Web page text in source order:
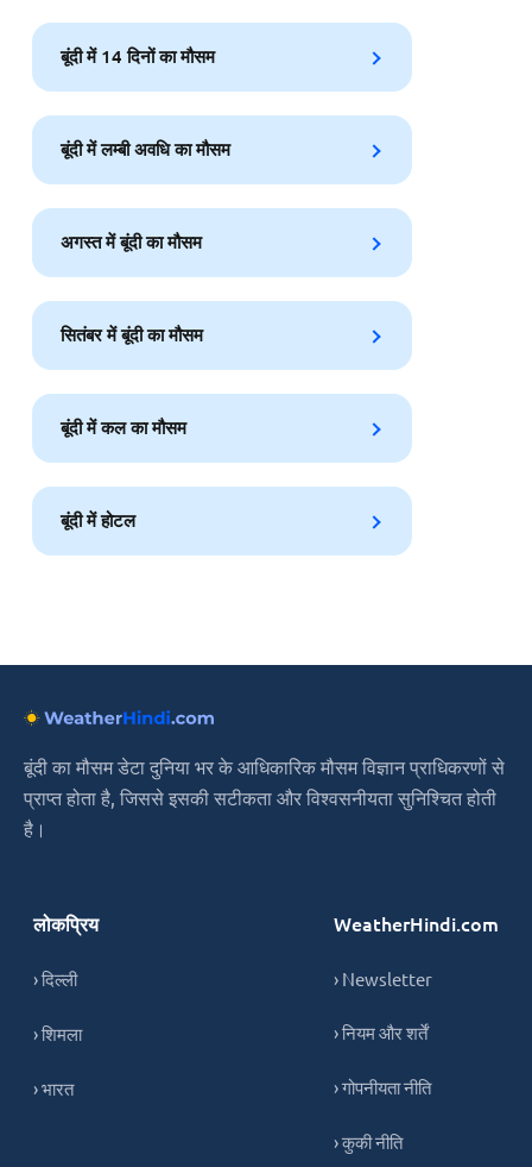
बूंदी में 14 दिनों का मौसम
बूंदी में लम्बी अवधि का मौसम
अगस्त में बूंदी का मौसम
सितंबर में बूंदी का मौसम
बूंदी में कल का मौसम
बूंदी में होटल
बूंदी का मौसम डेटा दुनिया भर के आधिकारिक मौसम विज्ञान प्राधिकरणों से
प्राप्त होता है, जिससे इसकी सटीकता और विश्वसनीयता सुनिश्चित होती
है।
लोकप्रिय
› दिल्ली
› शिमला
› भारत
WeatherHindi.com
› Newsletter
› नियम और शर्तें
› गोपनीयता नीति
› कुकी नीति